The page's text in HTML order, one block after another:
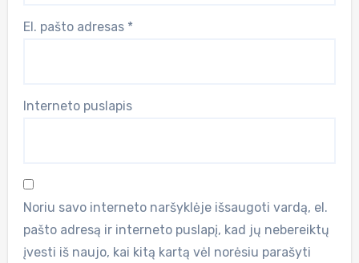
El. pašto adresas *
Interneto puslapis
Noriu savo interneto naršyklėje išsaugoti vardą, el.
pašto adresą ir interneto puslapį, kad jų nebereiktų
įvesti iš naujo, kai kitą kartą vėl norėsiu parašyti